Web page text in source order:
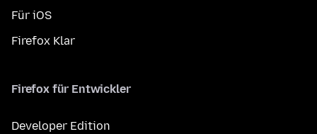
Für iOS
Firefox Klar
Firefox für Entwickler
Developer Edition